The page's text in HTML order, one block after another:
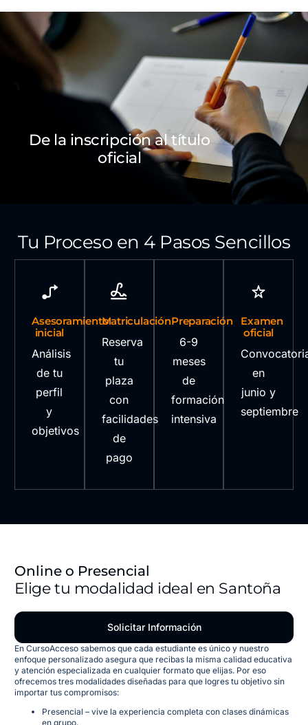
De la inscripción al título
oficial
Tu Proceso en 4 Pasos Sencillos
Asesoramiento
inicial
Análisis
de tu
perfil
y
objetivos
Matriculación
Reserva
tu
plaza
con
facilidades
de
pago
Preparación
6-9
meses
de
formación
intensiva
Examen
oficial
en
junio y
septiembre
Online o Presencial
Elige tu modalidad ideal en Santoña
Solicitar Información
En CursoAcceso sabemos que cada estudiante es único y nuestro
enfoque personalizado asegura que recibas la misma calidad educativa
y atención especializada en cualquier formato que elijas. Por eso
ofrecemos tres modalidades diseñadas para que logres tu objetivo sin
importar tus compromisos:
Presencial – vive la experiencia completa con clases dinámicas
en grupo.